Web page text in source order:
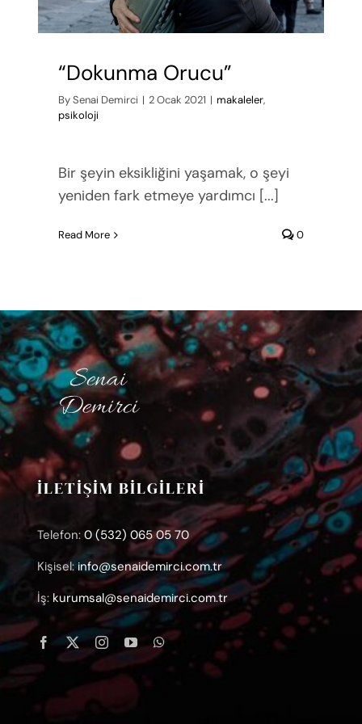
“Dokunma Orucu”
BySenai Demirci | 2 Ocak 2021 | makaleler,
psikoloji
Bir şeyin eksikliğini yaşamak, o şeyi
yeniden fark etmeye yardımcı [...]
Read More 0
İLETİŞİM BİLGİLERİ
Telefon: 0 (532) 065 05 70
Kişisel: info@senaidemirci.com.tr
İş: kurumsal@senaidemirci.com.tr